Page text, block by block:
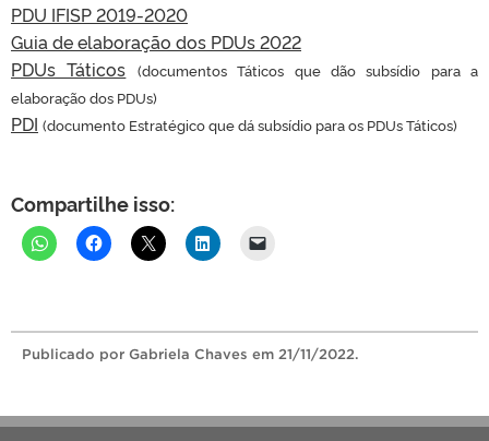
PDU IFISP 2019-2020
Guia de elaboração dos PDUs 2022
PDUs Táticos
(documentos Táticos que dão subsídio para a
elaboração dos PDUs)
PDI (documento Estratégico que dá subsídio para os PDUs Táticos)
Compartilhe isso:
Publicado por Gabriela Chaves em 21/11/2022.